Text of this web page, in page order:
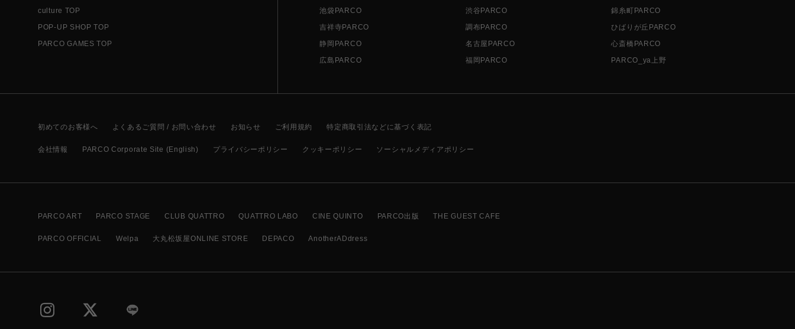
culture TOP
POP-UP SHOP TOP
PARCO GAMES TOP
池袋PARCO
渋谷PARCO
錦糸町PARCO
吉祥寺PARCO
調布PARCO
ひばりが丘PARCO
静岡PARCO
名古屋PARCO
心斎橋PARCO
広島PARCO
福岡PARCO PARCO_ya上野
初めてのお客様へ よくあるご質問 / お問い合わせ お知らせ ご利用規約 特定商取引法などに基づく表記
会社情報 PARCO Corporate Site (English) プライバシーポリシー クッキーポリシー ソーシャルメディアポリシー
PARCO ART PARCO STAGE CLUB QUATTRO QUATTRO LABO CINE QUINTO PARCO出版 THE GUEST CAFE
PARCO OFFICIAL Welpa 大丸松坂屋ONLINE STORE DEPACO AnotherADdress